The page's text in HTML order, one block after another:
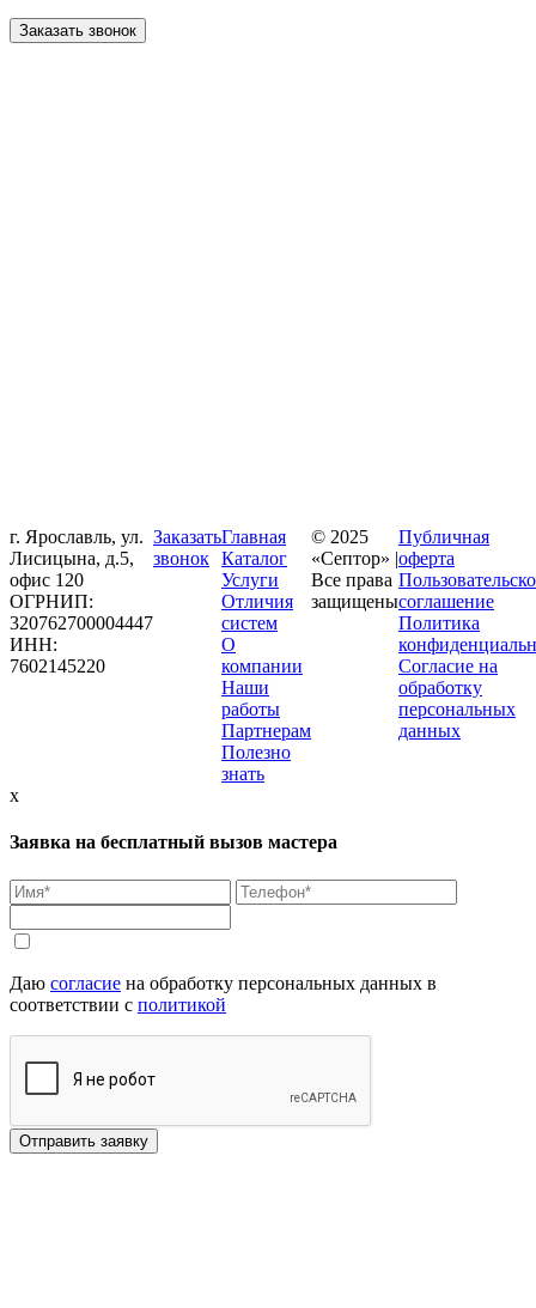
Заказать звонок
г. Ярославль, ул.
Лисицына, д.5,
офис 120
ОГРНИП:
320762700004447
ИНН:
7602145220
Заказать
звонок
Главная
Каталог
Услуги
Отличия
систем
О
компании
Наши
работы
Партнерам
Полезно
знать
© 2025
«Септор» |
Все права
защищены
Публичная
оферта
соглашение
Политика
Согласие на
обработку
персональных
данных
x
Заявка на бесплатный вызов мастера
Даю согласие на обработку персональных данных в
соответствии с политикой
Отправить заявку